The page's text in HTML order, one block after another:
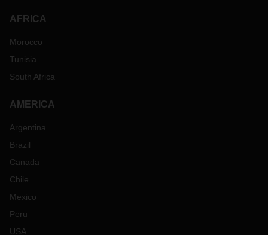
AFRICA
Morocco
Tunisia
South Africa
AMERICA
Argentina
Brazil
Canada
Chile
Mexico
Peru
USA